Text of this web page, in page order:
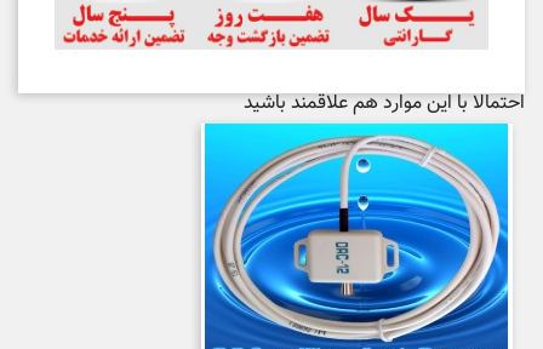
احتمالا با این موارد هم علاقمند باشید